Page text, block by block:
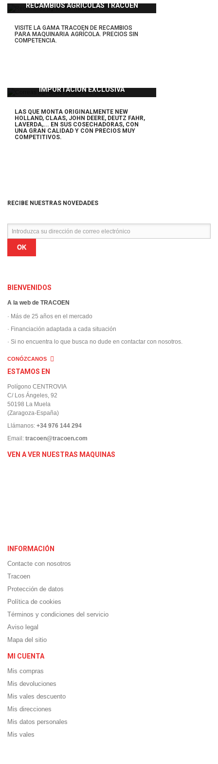
RECAMBIOS AGRÍCOLAS TRACOEN
VISITE LA GAMA TRACOEN DE RECAMBIOS
PARA MAQUINARIA AGRÍCOLA. PRECIOS SIN
COMPETENCIA.
IMPORTACIÓN EXCLUSIVA
LAS QUE MONTA ORIGINALMENTE NEW
HOLLAND, CLAAS, JOHN DEERE, DEUTZ FAHR,
LAVERDA,... EN SUS COSECHADORAS, CON
UNA GRAN CALIDAD Y CON PRECIOS MUY
COMPETITIVOS.
RECIBE NUESTRAS NOVEDADES
OK
BIENVENIDOS
A la web de TRACOEN
· Más de 25 años en el mercado
· Financiación adaptada a cada situación
· Si no encuentra lo que busca no dude en contactar con nosotros.
CONÓZCANOS
ESTAMOS EN
Polígono CENTROVIA
C/ Los Ángeles, 92
50198 La Muela
(Zaragoza-España)
Llámanos: +34 976 144 294
Email: tracoen@tracoen.com
VEN A VER NUESTRAS MAQUINAS
INFORMACIÓN
Contacte con nosotros
Tracoen
Protección de datos
Política de cookies
Términos y condiciones del servicio
Aviso legal
Mapa del sitio
MI CUENTA
Mis compras
Mis devoluciones
Mis vales descuento
Mis direcciones
Mis datos personales
Mis vales